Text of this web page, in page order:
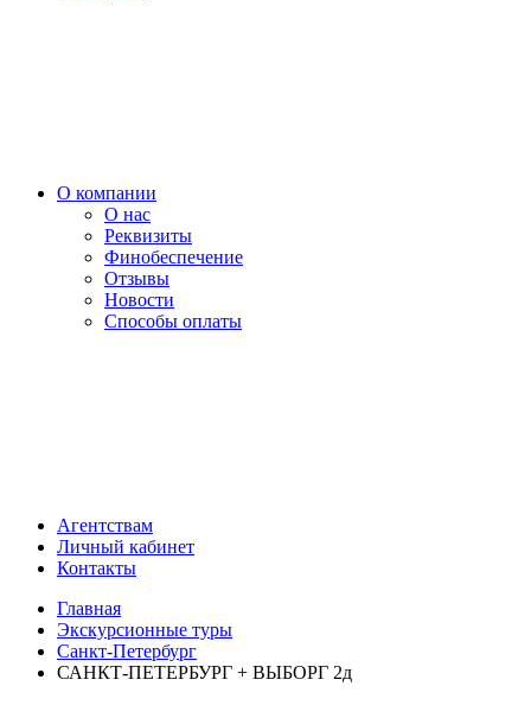
О компании
О нас
Реквизиты
Финобеспечение
Отзывы
Новости
Способы оплаты
Агентствам
Личный кабинет
Контакты
Главная
Экскурсионные туры
Санкт-Петербург
САНКТ-ПЕТЕРБУРГ + ВЫБОРГ 2д